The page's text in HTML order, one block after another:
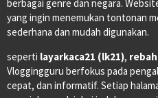
berbagai genre dan negara.
yang ingin menemukan tontonan
sederhana dan mudah digunakan.
seperti layarkaca21 (lk21),
Vloggingguru berfokus pada
cepat, dan informatif. Setiap